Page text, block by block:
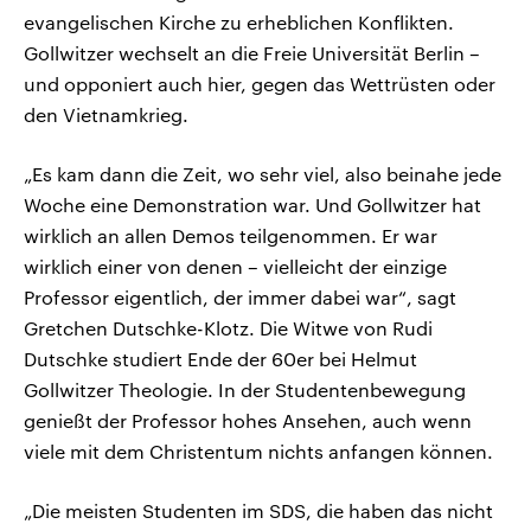
evangelischen Kirche zu erheblichen Konflikten.
Gollwitzer wechselt an die Freie Universität Berlin –
und opponiert auch hier, gegen das Wettrüsten oder
den Vietnamkrieg.
„Es kam dann die Zeit, wo sehr viel, also beinahe jede
Woche eine Demonstration war. Und Gollwitzer hat
wirklich an allen Demos teilgenommen. Er war
wirklich einer von denen – vielleicht der einzige
Professor eigentlich, der immer dabei war“, sagt
Gretchen Dutschke-Klotz. Die Witwe von Rudi
Dutschke studiert Ende der 60er bei Helmut
Gollwitzer Theologie. In der Studentenbewegung
genießt der Professor hohes Ansehen, auch wenn
viele mit dem Christentum nichts anfangen können.
„Die meisten Studenten im SDS, die haben das nicht